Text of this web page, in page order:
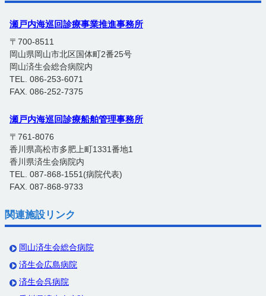
瀬戸内海巡回診療事業推進事務所
〒700-8511
岡山県岡山市北区国体町2番25号
岡山済生会総合病院内
TEL. 086-253-6071
FAX. 086-252-7375
瀬戸内海巡回診療船舶管理事務所
〒761-8076
香川県高松市多肥上町1331番地1
香川県済生会病院内
TEL. 087-868-1551(病院代表)
FAX. 087-868-9733
関連施設リンク
岡山済生会総合病院
済生会広島病院
済生会呉病院